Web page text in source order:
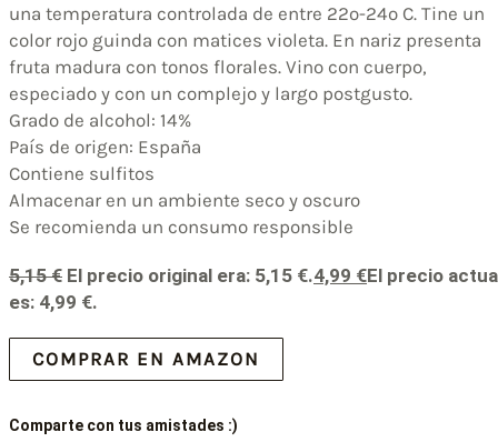
una temperatura controlada de entre 22º-24º C. Tine un
color rojo guinda con matices violeta. En nariz presenta
fruta madura con tonos florales. Vino con cuerpo,
especiado y con un complejo y largo postgusto.
Grado de alcohol: 14%
País de origen: España
Contiene ‎sulfitos
Almacenar en un ambiente seco y oscuro
Se recomienda un consumo responsible
5,15€ El precio original era: 5,15 €.4,99 €El precio
es: 4,99 €.
COMPRAR EN AMAZON
Comparte con tus amistades :)